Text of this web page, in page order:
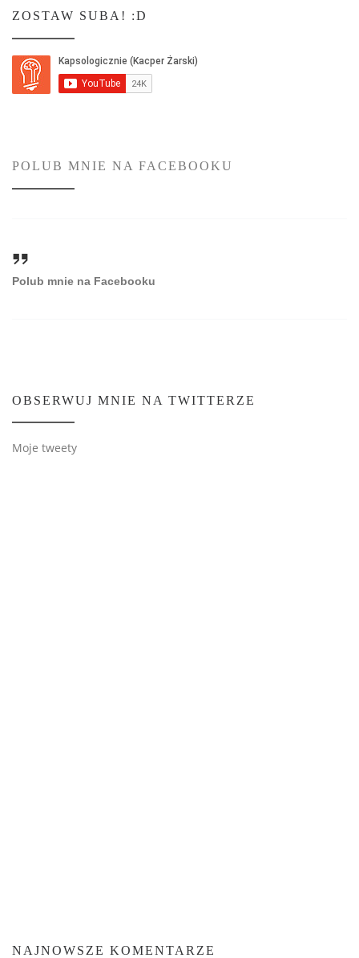
ZOSTAW SUBA! :D
POLUB MNIE NA FACEBOOKU
Polub mnie na Facebooku
OBSERWUJ MNIE NA TWITTERZE
Moje tweety
NAJNOWSZE KOMENTARZE